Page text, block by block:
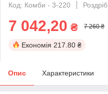
Код: Комби - 3-220
Роздріб
7 042,20 ₴ 7 260 ₴
Економія 217.80 ₴
Опис Характеристики